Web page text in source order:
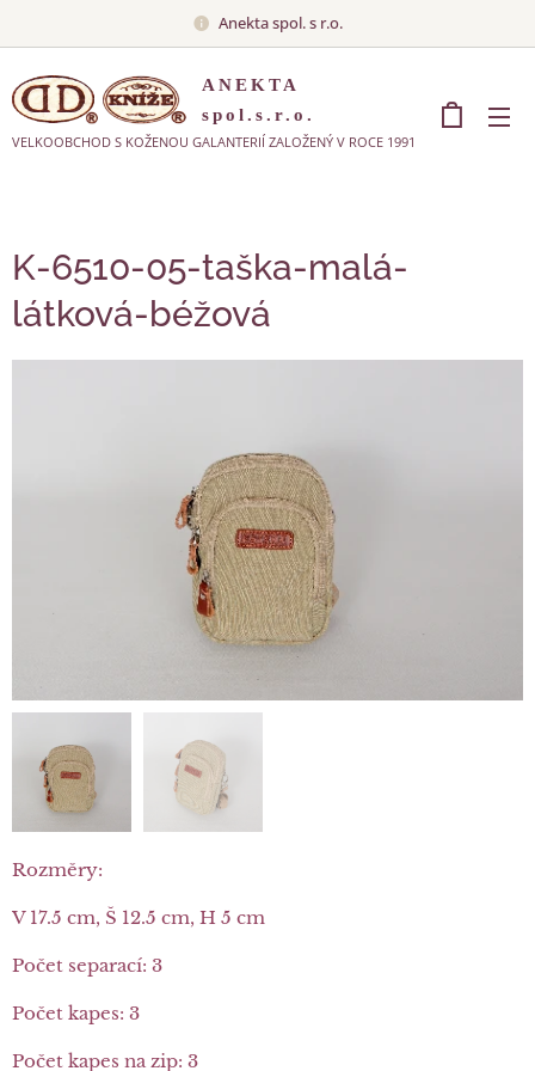
Anekta spol. s r.o.
ANEKTA
spol.s.r.o.
VELKOOBCHOD S KOŽENOU GALANTERIÍ ZALOŽENÝ V ROCE 1991
K-6510-05-taška-malá-
látková-béžová
Rozměry:
V 17.5 cm, Š 12.5 cm, H 5 cm
Počet separací: 3
Počet kapes: 3
Počet kapes na zip: 3